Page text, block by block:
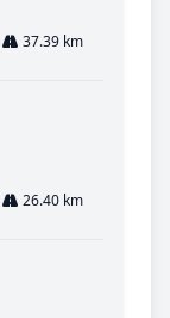
37.39 km
26.40 km